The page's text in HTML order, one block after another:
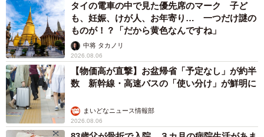
タイの電車の中で見た優先席のマーク 子ど
も、妊娠、けが人、お年寄り… 一つだけ謎の
ものが！？「だから黄色なんですね」
中将 タカノリ
2026.08.06
【物価高が直撃】お盆帰省「予定なし」が約半
数 新幹線・高速バスの「使い分け」が鮮明に
まいどなニュース情報部
2026.08.06